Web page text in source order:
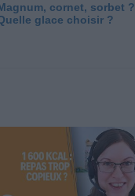
cornet, sorbet ?
glace choisir ?